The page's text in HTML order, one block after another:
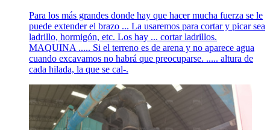
Para los más grandes donde hay que hacer mucha fuerza se le
puede extender el brazo ... La usaremos para cortar y picar sea
ladrillo, hormigón, etc. Los hay ... cortar ladrillos.
MAQUINA ..... Si el terreno es de arena y no aparece agua
cuando excavamos no habrá que preocuparse. ..... altura de
cada hilada, la que se cal-.